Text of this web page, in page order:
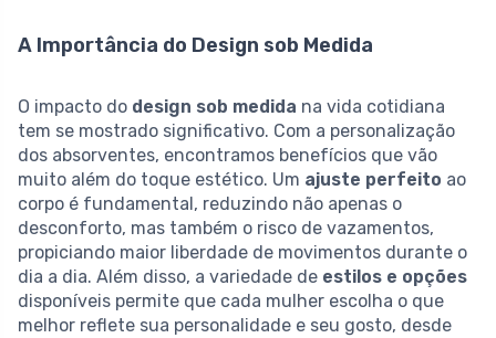
A Importância do Design sob Medida
O impacto do design sob medida na vida cotidiana
tem se mostrado significativo. Com a personalização
dos absorventes, encontramos benefícios que vão
muito além do toque estético. Um ajuste perfeito ao
corpo é fundamental, reduzindo não apenas o
desconforto, mas também o risco de vazamentos,
propiciando maior liberdade de movimentos durante o
dia a dia. Além disso, a variedade de estilos e opções
disponíveis permite que cada mulher escolha o que
melhor reflete sua personalidade e seu gosto, desde